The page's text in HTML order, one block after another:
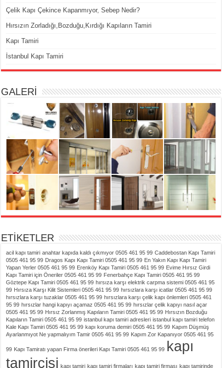
Çelik Kapı Çekince Kapanmıyor, Sebep Nedir?
Hırsızın Zorladığı,Bozduğu,Kırdığı Kapıların Tamiri
Kapı Tamiri
İstanbul Kapı Tamiri
GALERİ
ETİKETLER
acil kapı tamiri anahtar kapıda kaldı çıkmıyor 0505 461 95 99 Caddebostan Kapı Tamiri
0505 461 95 99 Dragos Kapı Kapı Tamiri 0505 461 95 99 En Yakın Kapı Kapı Tamiri
Yapan Yerler 0505 461 95 99 Erenköy Kapı Tamiri 0505 461 95 99 Evime Hırsız Girdi
Kapı Tamiri için Öneriler 0505 461 95 99 Fenerbahçe Kapı Tamiri 0505 461 95 99
Göztepe Kapı Tamiri 0505 461 95 99 hırsıza karşı elektrik carpma sistemi 0505 461 95
99 Hırsıza Karşı Kilit Sistemleri 0505 461 95 99 hırsızlara karşı icatlar 0505 461 95 99
hırsızlara karşı tuzaklar 0505 461 95 99 hırsızlara karşı çelik kapı önlemleri 0505 461
95 99 hırsızlar hangi kapıyı açamaz 0505 461 95 99 hırsızlar çelik kapıyı nasıl açar
0505 461 95 99 Hırsız Zorlanmış Kapıların Tamiri 0505 461 95 99 Hırsızın Bozduğu
Kapıların Tamiri 0505 461 95 99 istanbul kapı tamiri adresleri istanbul kapı tamiri telefon
Kale Kapı Tamiri 0505 461 95 99 kapı koruma demiri 0505 461 95 99 Kapım Düşmüş
Ayarlanmıyot Ne yapmalıyım Tamir 0505 461 95 99 Kapım Zor Kapanıyor 0505 461 95
99 Kapı Tamiratı yapan Firma önerileri Kapı Tamiri 0505 461 95 99 kapı
tamircisi kapı tamiri kapı tamiri firmaları kapı tamiri firması kapı tamirinde